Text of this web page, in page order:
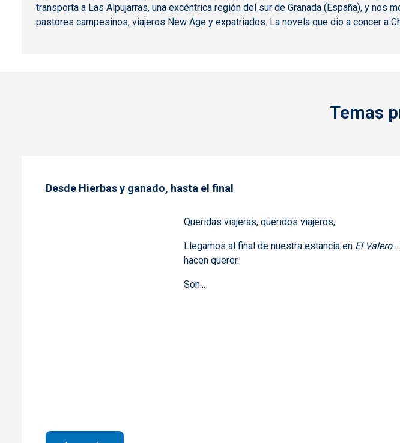
transporta a Las Alpujarras, una excéntrica región del sur de Granada (España), y
pastores campesinos, viajeros New Age y expatriados. La novela que dio a concer a
Temas
Desde Hierbas y ganado, hasta el final
Queridas viajeras, queridos viajeros,
Llegamos al final de nuestra estancia en El Valero…
hacen querer.
Son...